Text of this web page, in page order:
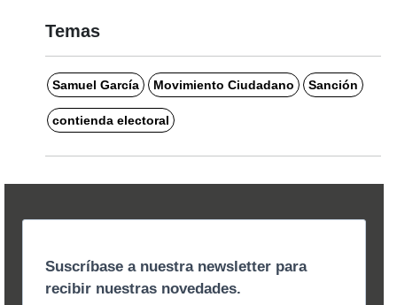
Temas
Samuel García Movimiento Ciudadano Sanción
contienda electoral